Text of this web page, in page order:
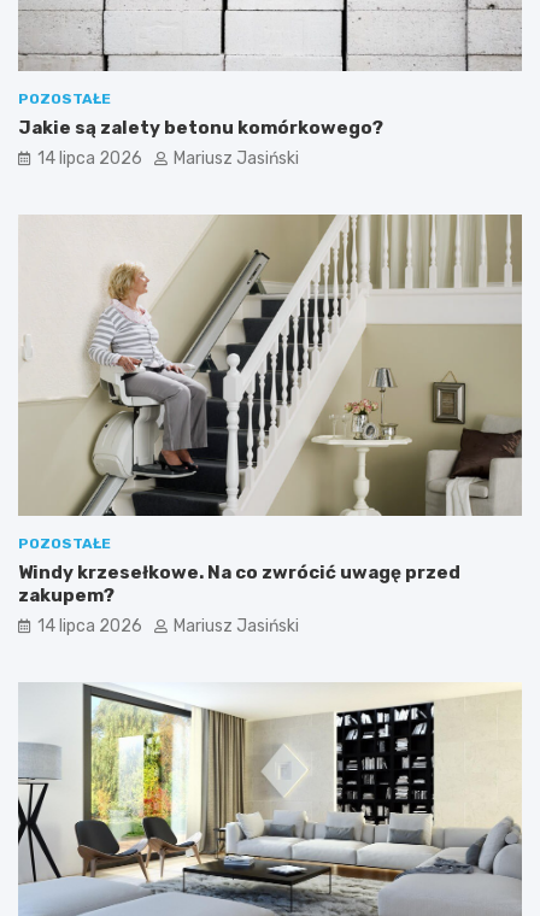
POZOSTAŁE
Jakie są zalety betonu komórkowego?
14 lipca 2026 Mariusz Jasiński
POZOSTAŁE
Windy krzesełkowe. Na co zwrócić uwagę przed
zakupem?
14 lipca 2026 Mariusz Jasiński